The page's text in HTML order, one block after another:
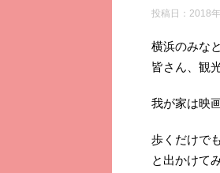
投稿日： 2018
横浜のみな
皆さん、観
我が家は映
歩くだけで
と出かけて